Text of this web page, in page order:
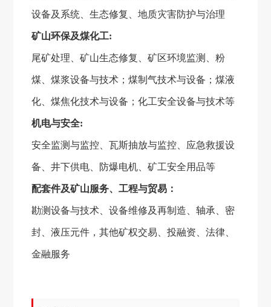
设备及系统、生态修复、地质灾害防护与治理
矿山环保及煤化工:
尾矿处理、矿山生态修复、矿区环境监测、粉
煤、煤浆设备与技术；煤制气技术与设备；煤液
化、煤焦化技术与设备；化工安全设备与技术等
机电与安全:
安全监测与监控、瓦斯抽放与监控、应急救援设
备、井下供电、防爆电机、矿工安全用品等
配套件及矿山服务、工程与贸易：
勘测设备与技术、设备维修及再制造、轴承、密
封、液压元件，其他矿权交易、投融资、法律、
金融服务